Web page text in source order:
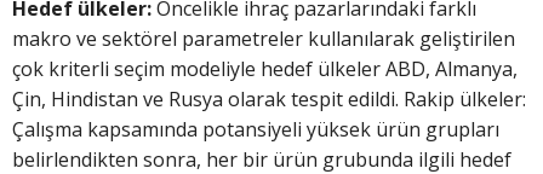
Hedef ülkeler:Öncelikle ihraç pazarlarındaki farklı
makro ve sektörel parametreler kullanılarak geliştirilen
çok kriterli seçim modeliyle hedef ülkeler ABD, Almanya,
Çin, Hindistan ve Rusya olarak tespit edildi. Rakip ülkeler:
Çalışma kapsamında potansiyeli yüksek ürün grupları
belirlendikten sonra, her bir ürün grubunda ilgili hedef